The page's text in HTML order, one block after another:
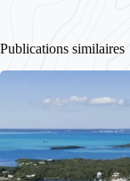
Publications similaires